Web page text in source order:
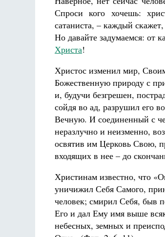
Спроси кого хочешь:
сатаниста, – каждый
Но давайте задумаемся: от
Христа!
Христос изменил мир,
Божественную природу с
и, будучи безгрешен,
сойдя во ад, разрушил его
Вечную. И соединенный с
неразлучно и неизменно,
освятив им Церковь Свою,
входящих в нее – до
Христинам известно, что
уничижил Себя Самого,
человек; смирил Себя, быв
Его и дал Ему имя выше
небесных, земных и